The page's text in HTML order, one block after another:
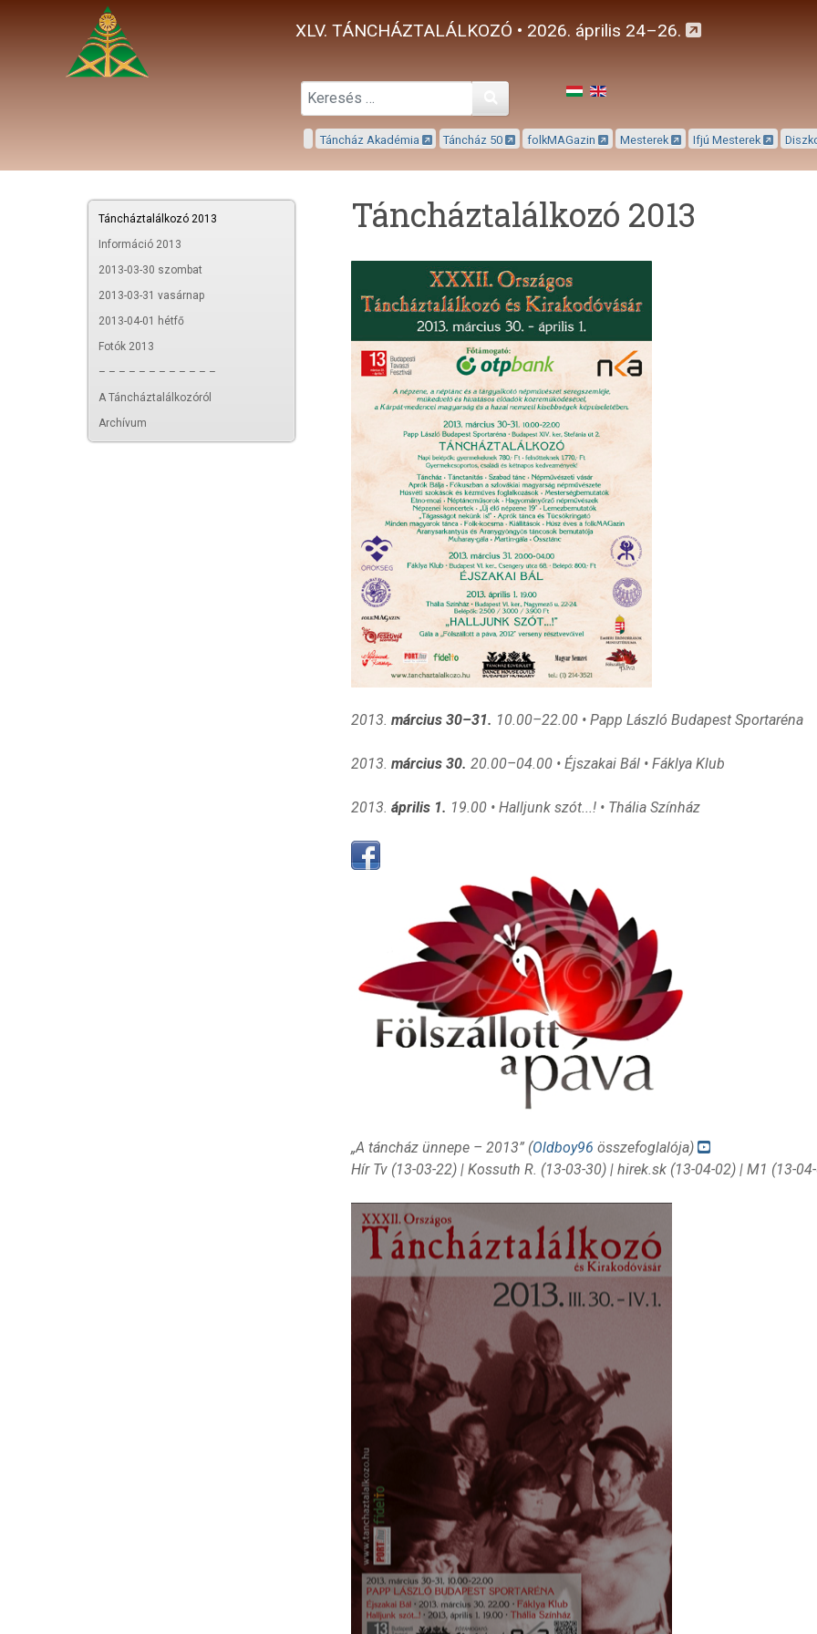
XLV. TÁNCHÁZTALÁLKOZÓ • 2026. április 24–26.
Keresés
Táncház Akadémia Táncház 50 folkMAGazin Mesterek Ifjú Mesterek
Táncháztalálkozó 2013
Információ 2013
2013-03-30 szombat
2013-03-31 vasárnap
2013-04-01 hétfő
Fotók 2013
– – – – – – – – – – – –
A Táncháztalálkozóról
Archívum
Táncháztalálkozó 2013
2013. március 30–31. 10.00–22.00 • Papp László Budapest Sportaréna
2013. március 30. 20.00–04.00 • Éjszakai Bál • Fáklya Klub
2013. április 1. 19.00 • Halljunk szót...! • Thália Színház
„A táncház ünnepe – 2013” (Oldboy96 összefoglalója)
Hír Tv (13-03-22) | Kossuth R. (13-03-30) | hirek.sk (13-04-02) | M1 (13-